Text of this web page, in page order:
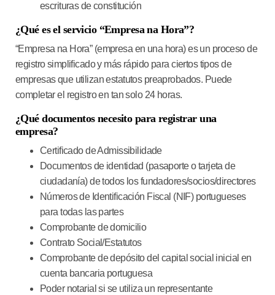
escrituras de constitución
¿Qué es el servicio “Empresa na Hora”?
“Empresa na Hora” (empresa en una hora) es un proceso de
registro simplificado y más rápido para ciertos tipos de
empresas que utilizan estatutos preaprobados. Puede
completar el registro en tan solo 24 horas.
¿Qué documentos necesito para registrar una
empresa?
Certificado de Admissibilidade
Documentos de identidad (pasaporte o tarjeta de
ciudadanía) de todos los fundadores/socios/directores
Números de Identificación Fiscal (NIF) portugueses
para todas las partes
Comprobante de domicilio
Contrato Social/Estatutos
Comprobante de depósito del capital social inicial en
cuenta bancaria portuguesa
Poder notarial si se utiliza un representante